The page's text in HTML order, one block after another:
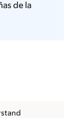
de la